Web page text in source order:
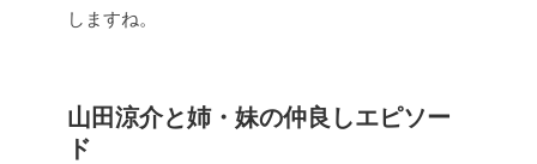
しますね。
山田涼介と姉・妹の仲良しエピソー
ド